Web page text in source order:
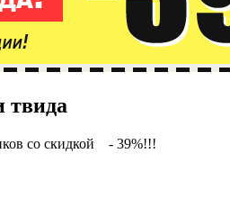
твида
со скидкой
- 39%!!!